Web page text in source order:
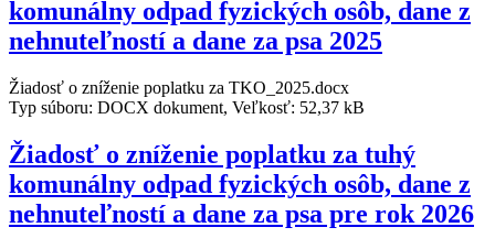
komunálny odpad fyzických osôb, dane z
nehnuteľností a dane za psa 2025
Žiadosť o zníženie poplatku za TKO_2025.docx
Typ súboru: DOCX dokument, Veľkosť: 52,37 kB
Žiadosť o zníženie poplatku za tuhý
komunálny odpad fyzických osôb, dane z
nehnuteľností a dane za psa pre rok 2026